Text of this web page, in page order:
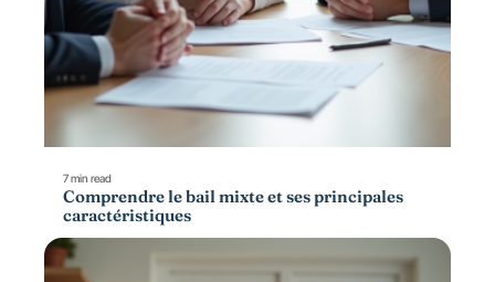
7 min read
Comprendre le bail mixte et ses principales
caractéristiques